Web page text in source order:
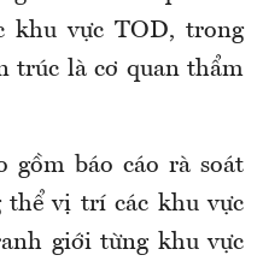
khu vực TOD, trong
trúc là cơ quan thẩm
gồm báo cáo rà soát
thể vị trí các khu vực
giới từng khu vực